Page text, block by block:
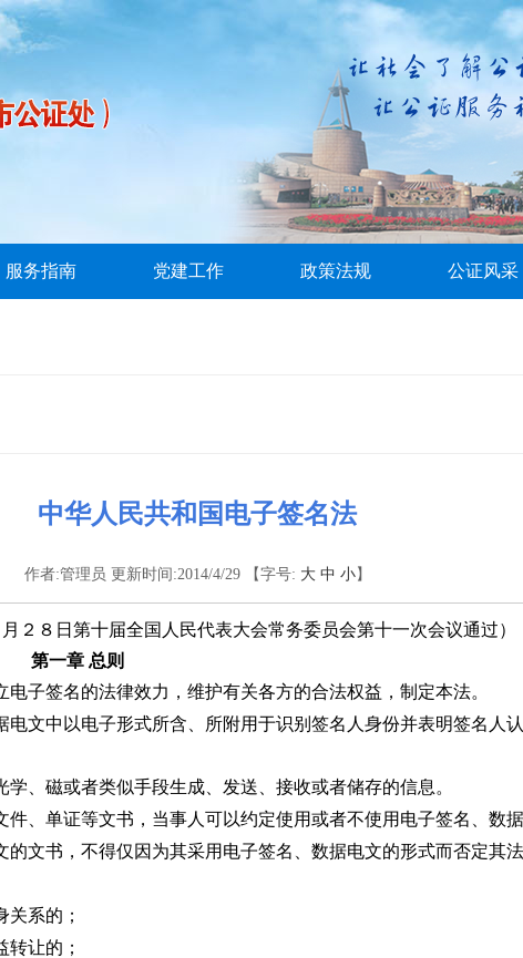
服务指南 党建工作 政策法规 公证风采
中华人民共和国电子签名法
作者:管理员 更新时间:2014/4/29 【字号: 大 中 小】
月２８日第十届全国人民代表大会常务委员会第十一次会议通过）
第一章 总则
子签名的法律效力，维护有关各方的合法权益，制定本法。
电文中以电子形式所含、所附用于识别签名人身份并表明签名人
、磁或者类似手段生成、发送、接收或者储存的信息。
件、单证等文书，当事人可以约定使用或者不使用电子签名、数据
文书，不得仅因为其采用电子签名、数据电文的形式而否定其法
关系的；
转让的；